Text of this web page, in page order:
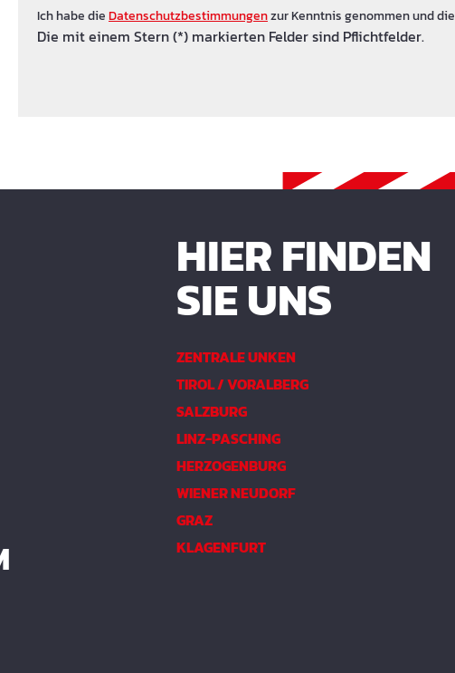
Ich habe dieDatenschutzbestimmungenzur Kenntnis genommen und die
Die mit einem Stern (*) markierten Felder sind Pflichtfelder.
HIER FINDEN
SIE UNS
ZENTRALE UNKEN
TIROL / VORALBERG
SALZBURG
LINZ-PASCHING
HERZOGENBURG
WIENER NEUDORF
GRAZ
KLAGENFURT